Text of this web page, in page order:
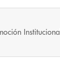
Institucional